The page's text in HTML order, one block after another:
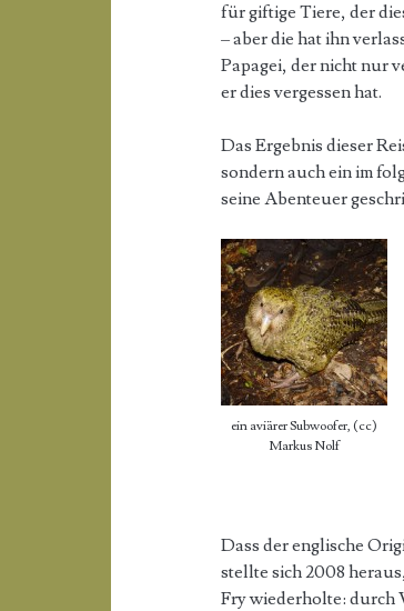
für giftige Tiere, der
– aber die hat ihn
Papagei, der nicht nur
er dies vergessen hat.
Das Ergebnis dieser
sondern auch ein im
seine Abenteuer
ein aviärer Subwoofer, (cc)
Markus Nolf
Dass der englische
stellte sich 2008
Fry wiederholte: durch